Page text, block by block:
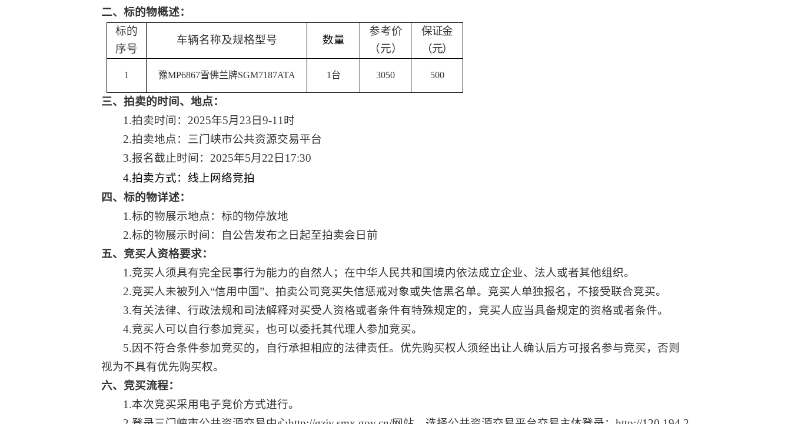
二、标的物概述：
标的
序号
车辆名称及规格型号 数量
参考价
（元）
保证金
（元）
1 豫MP6867雪佛兰牌SGM7187ATA 1台 3050 500
三、拍卖的时间、地点：
1.拍卖时间：2025年5月23日9-11时
2.拍卖地点：三门峡市公共资源交易平台
3.报名截止时间：2025年5月22日17:30
4.拍卖方式：线上网络竞拍
四、标的物详述：
1.标的物展示地点：标的物停放地
2.标的物展示时间：自公告发布之日起至拍卖会日前
五、竞买人资格要求：
1.竞买人须具有完全民事行为能力的自然人；在中华人民共和国境内依法成立企业、法人或者其他组织。
2.竞买人未被列入“信用中国”、拍卖公司竞买失信惩戒对象或失信黑名单。竞买人单独报名，不接受联合竞买。
3.有关法律、行政法规和司法解释对买受人资格或者条件有特殊规定的，竞买人应当具备规定的资格或者条件。
4.竞买人可以自行参加竞买，也可以委托其代理人参加竞买。
5.因不符合条件参加竞买的，自行承担相应的法律责任。优先购买权人须经出让人确认后方可报名参与竞买，否则
视为不具有优先购买权。
六、竞买流程：
1.本次竞买采用电子竞价方式进行。